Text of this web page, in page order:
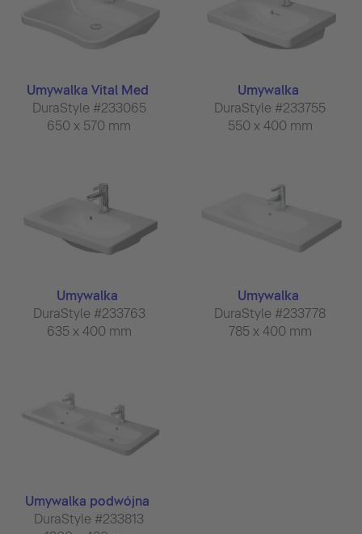
Umywalka Vital Med
DuraStyle #233065
650 x 570 mm
Umywalka
DuraStyle #233755
550 x 400 mm
Umywalka
DuraStyle #233763
635 x 400 mm
Umywalka
DuraStyle #233778
785 x 400 mm
Umywalka podwójna
DuraStyle #233813